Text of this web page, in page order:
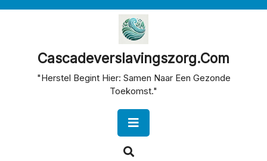
Cascadeverslavingszorg.com
"Herstel Begint Hier: Samen Naar Een Gezonde
Toekomst."